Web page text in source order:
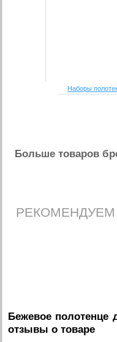
Наборы
Больше товаров
РЕКОМЕНДУЕМ
Бежевое полотенце
отзывы о товаре